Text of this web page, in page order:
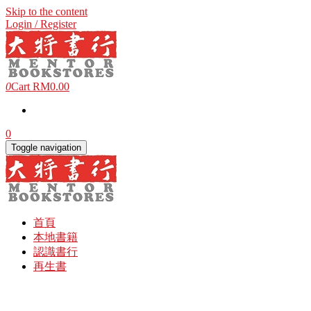
Skip to the content
Login / Register
0Cart RM0.00
0
Toggle navigation
首頁
本地書籍
認識書行
再生書